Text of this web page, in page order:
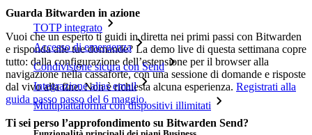
TOTP integrato
Accesso di emergenza
Condivisione sicura con Send
Integrazione alias email
Multipiattaforma con dispositivi illimitati
Guarda Bitwarden in azione
Vuoi che un esperto ti guidi in diretta nei primi passi con Bitwarden
e risponda alle tue domande? La demo live di questa settimana copre
tutto: dalla configurazione dell’estensione per il browser alla
navigazione nella cassaforte, con una sessione di domande e risposte
dal vivo alla fine. Non è richiesta alcuna esperienza. Registrati alla
guida passo passo del 6 maggio.
Ti sei perso l’approfondimento su Bitwarden Send?